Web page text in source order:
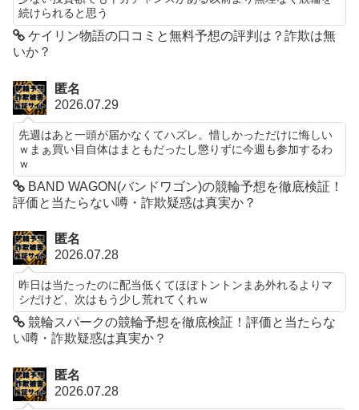
続けられると思う
ケイリン物語の口コミと無料予想の評判は？詐欺は無
いか？
匿名
2026.07.29
先週はあと一頭が届かなくてハズレ。惜しかっただけに悔しい
ｗまぁ買い目自体はまともだったし懲りずに今週も参加するわ
ｗ
BAND WAGON(バンドワゴン)の競輪予想を徹底検証！
評価と当たらない噂・詐欺疑惑は真実か？
匿名
2026.07.28
昨日は当たったのに配当低くてほぼトントンまあ外れるよりマ
シだけど、次はもう少し荒れてくれｗ
競輪スパークの競輪予想を徹底検証！評価と当たらな
い噂・詐欺疑惑は真実か？
匿名
2026.07.28